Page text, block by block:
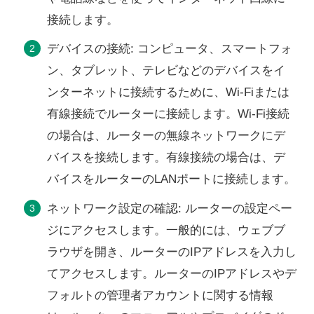
接続します。
デバイスの接続: コンピュータ、スマートフォ
ン、タブレット、テレビなどのデバイスをイ
ンターネットに接続するために、Wi-Fiまたは
有線接続でルーターに接続します。Wi-Fi接続
の場合は、ルーターの無線ネットワークにデ
バイスを接続します。有線接続の場合は、デ
バイスをルーターのLANポートに接続します。
ネットワーク設定の確認: ルーターの設定ペー
ジにアクセスします。一般的には、ウェブブ
ラウザを開き、ルーターのIPアドレスを入力し
てアクセスします。ルーターのIPアドレスやデ
フォルトの管理者アカウントに関する情報